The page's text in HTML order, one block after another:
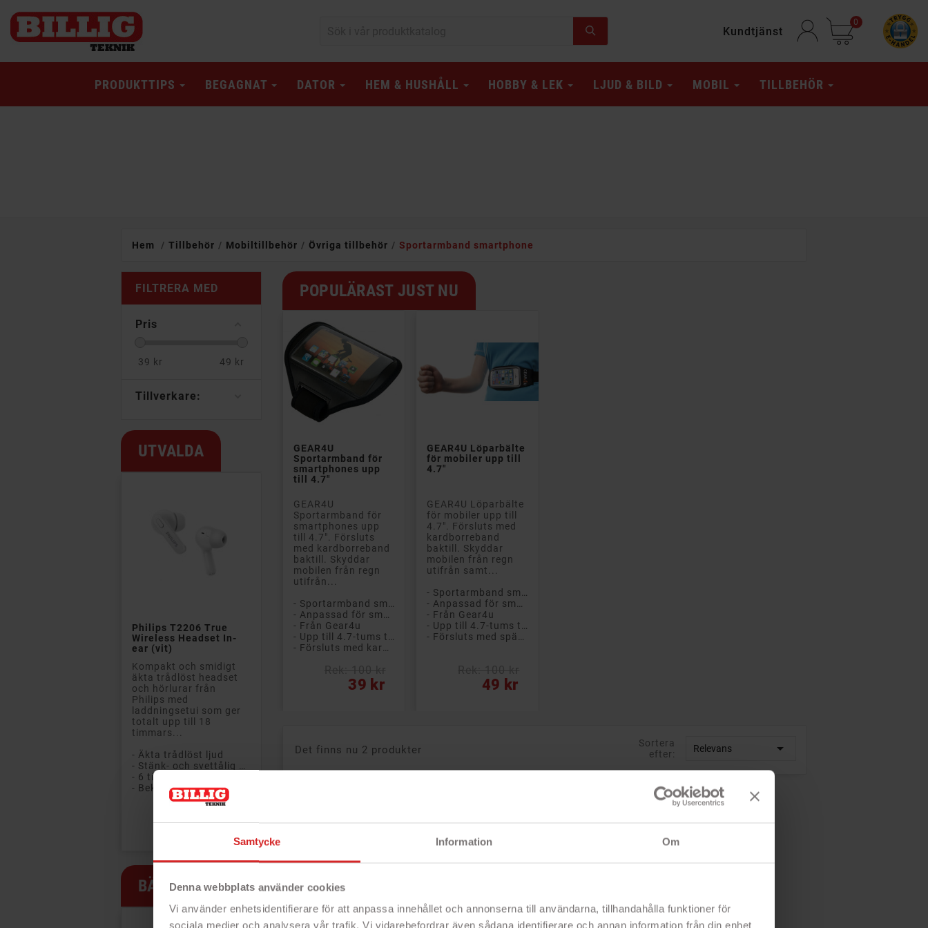
Samtycke Information Om
Denna webbplats använder cookies
Vi använder enhetsidentifierare för att anpassa innehållet och annonserna till användarna, tillhandahålla funktioner för
sociala medier och analysera vår trafik. Vi vidarebefordrar även sådana identifierare och annan information från din enhet
Kundtjänst
0
PRODUKTTIPS BEGAGNAT DATOR HEM & HUSHÅLL HOBBY & LEK LJUD & BILD MOBIL TILLBEHÖR
Hem Tillbehör Mobiltillbehör Övriga tillbehör Sportarmband smartphone
FILTRERA MED
Pris
39 kr 49 kr
Tillverkare:
UTVALDA
Philips T2206 True
Wireless Headset In-
ear (vit)
Kompakt och smidigt
äkta trådlöst headset
och hörlurar från
Philips med
laddningsetui som ger
totalt upp till 18
timmars...
- Äkta trådlöst ljud
Rek: 599 kr
359 kr
BÄSTSÄLJARE
POPULÄRAST JUST NU
GEAR4U
Sportarmband för
smartphones upp
till 4.7"
GEAR4U
Sportarmband för
smartphones upp
till 4.7". Försluts
med kardborreband
baktill. Skyddar
mobilen från regn
utifrån...
- Från Gear4u
39 kr
GEAR4U Löparbälte
för mobiler upp till
4.7"
GEAR4U Löparbälte
för mobiler upp till
4.7". Försluts med
kardborreband
baktill. Skyddar
mobilen från regn
utifrån samt...
- Från Gear4u
49 kr
Det finns nu 2 produkter
Sortera
efter:
Relevans 